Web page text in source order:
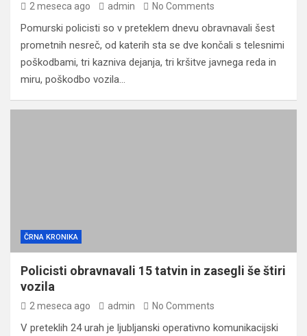
2 meseca ago admin No Comments
Pomurski policisti so v preteklem dnevu obravnavali šest
prometnih nesreč, od katerih sta se dve končali s telesnimi
poškodbami, tri kazniva dejanja, tri kršitve javnega reda in
miru, poškodbo vozila…
ČRNA KRONIKA
Policisti obravnavali 15 tatvin in zasegli še štiri
vozila
2 meseca ago admin No Comments
V preteklih 24 urah je ljubljanski operativno komunikacijski